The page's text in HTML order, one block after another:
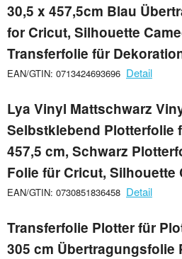
30,5 x 457,5cm Blau
for Cricut, Silhouette
Transferfolie für
EAN/GTIN: 0713424693696 Detail
Lya Vinyl Mattschwarz
Selbstklebend Plotterfolie
457,5 cm, Schwarz
Folie für Cricut, Silhouette
EAN/GTIN: 0730851836458 Detail
Transferfolie Plotter für
305 cm Übertragungsfolie